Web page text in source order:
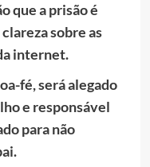
que a prisão é
sobre as
internet.
fé, será alegado
e responsável
para não